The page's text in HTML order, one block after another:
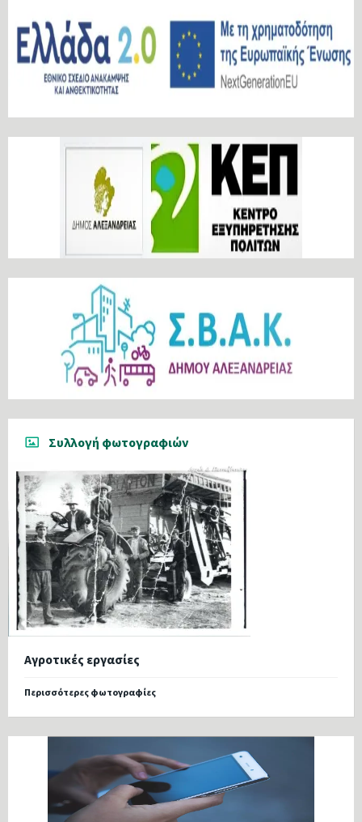
Συλλογή φωτογραφιών
Αγροτικές εργασίες
Περισσότερες φωτογραφίες